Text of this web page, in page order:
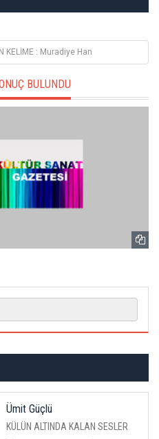
KELİME : Muradiye Han
BULUNDU
Ümit Güçlü
KÜLÜN ALTINDA KALAN SESLER